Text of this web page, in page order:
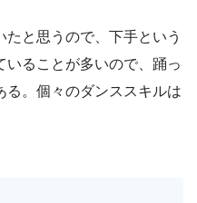
たと思うので、下手という
いることが多いので、踊っ
る。個々のダンススキルは